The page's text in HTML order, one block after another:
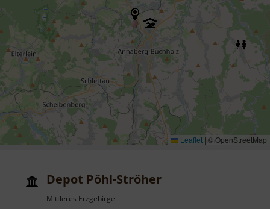
Leaflet | © OpenStreetMap
Depot Pöhl-Ströher
Mittleres Erzgebirge